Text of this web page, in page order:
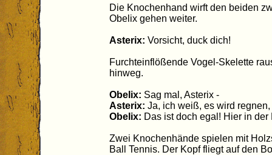
Die Knochenhand wirft den beiden
Obelix gehen weiter.
Asterix: Vorsicht, duck dich!
Furchteinflößende Vogel-Skelette
hinweg.
Obelix: Sag mal, Asterix -
Asterix: Ja, ich weiß, es wird
Obelix: Das ist doch egal! Hier in
Zwei Knochenhände spielen mit
Ball Tennis. Der Kopf fliegt auf den